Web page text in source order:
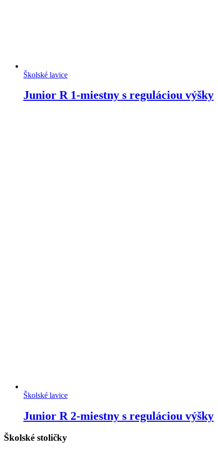
Školské lavice
Junior R 1-miestny s reguláciou výšky
Školské lavice
Junior R 2-miestny s reguláciou výšky
Školské stoličky